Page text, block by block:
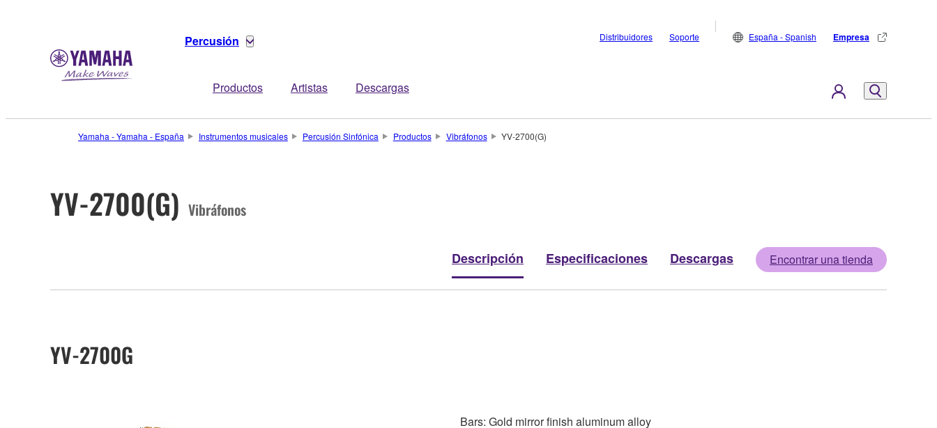
Percusión
Productos Artistas Descargas
Distribuidores Soporte España - Spanish Empresa
Yamaha - Yamaha - España Instrumentos musicales Percusión Sinfónica Productos Vibráfonos YV-2700(G)
YV-2700(G) Vibráfonos
Descripción Especificaciones Descargas Encontrar una tienda
YV-2700G
Bars: Gold mirror finish aluminum alloy